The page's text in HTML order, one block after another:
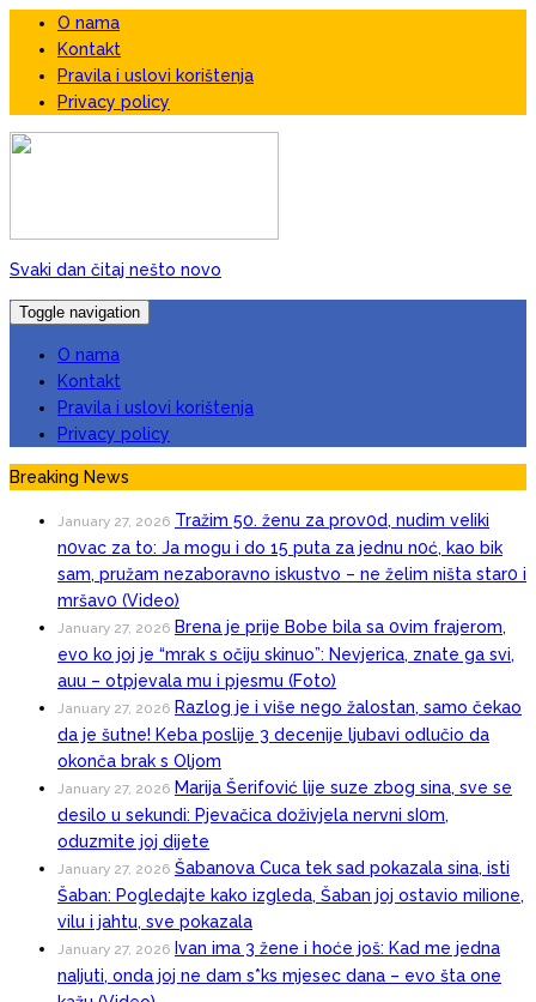
O nama
Kontakt
Pravila i uslovi korištenja
Privacy policy
Svaki dan čitaj nešto novo
Toggle navigation
O nama
Kontakt
Pravila i uslovi korištenja
Privacy policy
Breaking News
January 27, 2026 Tražim 50. ženu za prov0d, nudim veIiki
n0vac za to: Ja mogu i do 15 puta za jednu n0ć, kao bik
sam, pružam nezaboravno iskustvo – ne želim ništa star0 i
mršav0 (Video)
January 27, 2026 Brena je prije Bobe bila sa 0vim frajerom,
evo ko joj je “mrak s očiju skinuo”: Nevjerica, znate ga svi,
auu – otpjevala mu i pjesmu (Foto)
January 27, 2026 Razlog je i više nego žalostan, samo čekao
da je šutne! Keba poslije 3 decenije ljubavi odlučio da
okonča brak s Oljom
January 27, 2026 Marija Šerifović lije suze zbog sina, sve se
desilo u sekundi: Pjevačica doživjela nervni sI0m,
oduzmite joj dijete
January 27, 2026 Šabanova Cuca tek sad pokazala sina, isti
Šaban: Pogledajte kako izgleda, Šaban joj ostavio miIione,
vilu i jahtu, sve pokazala
January 27, 2026 Ivan ima 3 žene i hoće još: Kad me jedna
naIjuti, onda joj ne dam s*ks mjesec dana – evo šta one